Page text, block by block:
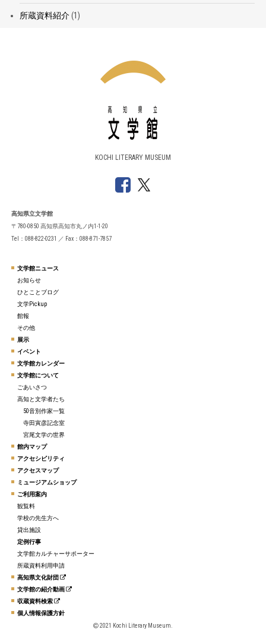
所蔵資料紹介(1)
KOCHI LITERARY MUSEUM
高知県立文学館
〒780-0850 高知県高知市丸ノ内1-1-20
Tel：088-822-0231 ／ Fax：088-871-7857
文学館ニュース
お知らせ
ひとことブログ
文学Pickup
館報
その他
展示
イベント
文学館カレンダー
文学館について
ごあいさつ
高知と文学者たち
50音別作家一覧
寺田寅彦記念室
宮尾文学の世界
館内マップ
アクセシビリティ
アクセスマップ
ミュージアムショップ
ご利用案内
観覧料
学校の先生方へ
貸出施設
定例行事
文学館カルチャーサポーター
所蔵資料利用申請
高知県文化財団
文学館の紹介動画
収蔵資料検索
個人情報保護方針
2021 Kochi Literary Museum.